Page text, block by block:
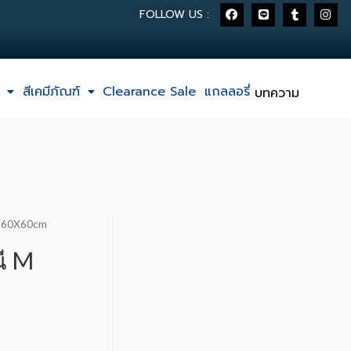
FOLLOW US :
สีเคมีภัณฑ์ Clearance Sale แกลลอรี่ บทความ
M